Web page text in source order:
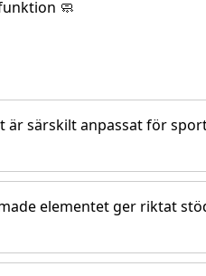
🧼
är särskilt anpassat för
elementet ger riktat